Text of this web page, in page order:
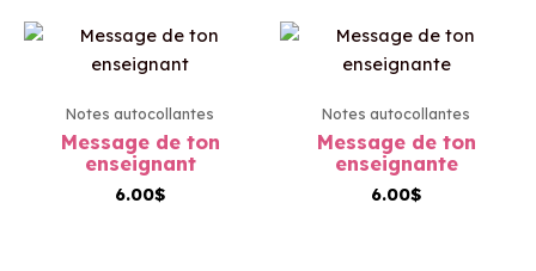
Notes autocollantes
Message de ton
enseignant
6.00$
Notes autocollantes
Message de ton
enseignante
6.00$